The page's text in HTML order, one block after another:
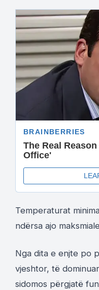
Temperaturat
ndërsa ajo
Nga dita e enjte po
vjeshtor, të
sidomos përgjatë